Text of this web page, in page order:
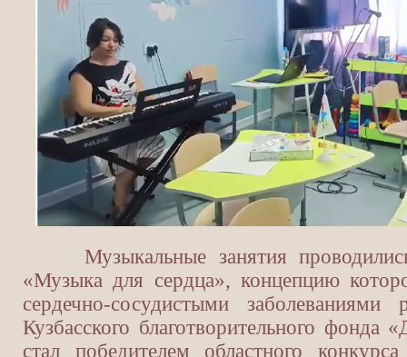
Музыкальные занятия
«Музыка для сердца», концепцию
сердечно-сосудистыми заболеваниями
Кузбасского благотворительного фонда
стал победителем областного